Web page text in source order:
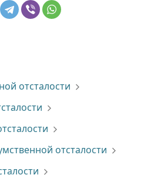
отсталости
отсталости